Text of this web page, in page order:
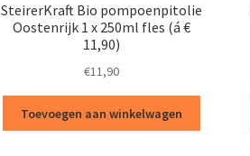
SteirerKraft Bio pompoenpitolie
Oostenrijk 1 x 250ml fles (á €
11,90)
€11,90
Toevoegen aan winkelwagen